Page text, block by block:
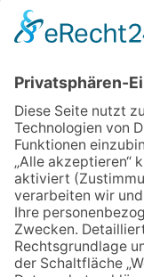
06.08.2026
06.08.2026
06.08.2026